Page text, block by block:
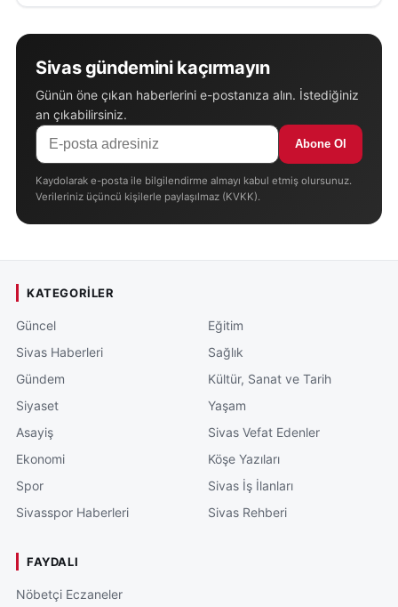
Sivas gündemini kaçırmayın
Günün öne çıkan haberlerini e-postanıza alın. İstediğiniz
an çıkabilirsiniz.
Abone Ol
Kaydolarak e-posta ile bilgilendirme almayı kabul etmiş olursunuz.
Verileriniz üçüncü kişilerle paylaşılmaz (KVKK).
KATEGORILER
Güncel
Sivas Haberleri
Gündem
Siyaset
Asayiş
Ekonomi
Spor
Sivasspor Haberleri
Eğitim
Sağlık
Kültür, Sanat ve Tarih
Yaşam
Sivas Vefat Edenler
Köşe Yazıları
Sivas İş İlanları
Sivas Rehberi
FAYDALI
Nöbetçi Eczaneler